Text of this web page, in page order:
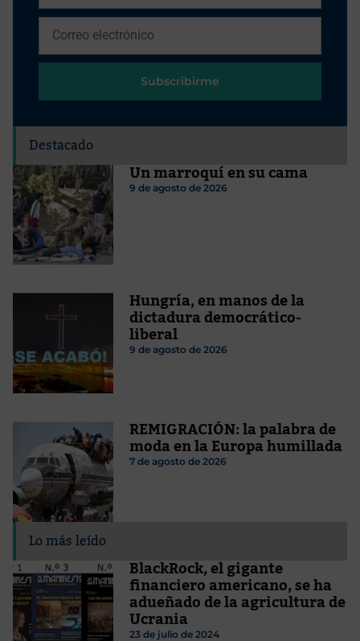
Subscribirme
Destacado
Un marroquí en su cama
9 de agosto de 2026
Hungría, en manos de la
dictadura democrático-
liberal
9 de agosto de 2026
REMIGRACIÓN: la palabra de
moda en la Europa humillada
7 de agosto de 2026
Lo más leído
BlackRock, el gigante
financiero americano, se ha
adueñado de la agricultura de
Ucrania
23 de julio de 2024